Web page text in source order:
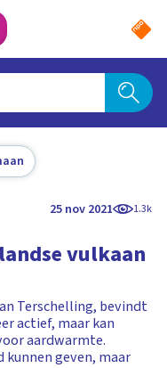
25 nov 2021 1.3k
vulkaan
Terschelling, bevindt
actief, maar kan
aardwarmte.
geven, maar